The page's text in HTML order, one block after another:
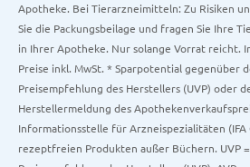
Apotheke. Bei Tierarzneimitteln: Zu Risiken
Sie die Packungsbeilage und fragen Sie Ihre
in Ihrer Apotheke. Nur solange Vorrat reicht.
Preise inkl. MwSt. * Sparpotential gegenüber
Preisempfehlung des Herstellers (UVP) oder
Herstellermeldung des
Informationsstelle für Arzneispezialitäten (IFA
rezeptfreien Produkten außer Büchern. UVP